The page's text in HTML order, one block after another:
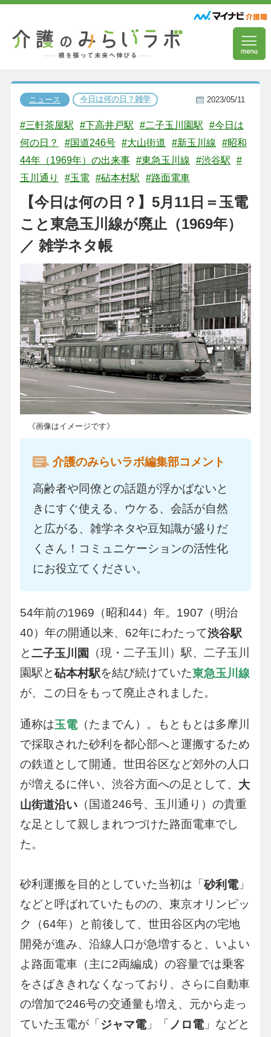
ニュース 今日は何の日？雑学 2023/05/11
#三軒茶屋駅 #下高井戸駅 #二子玉川園駅
#今日は
何の日？
#国道246号 #大山街道 #新玉川線
#昭和
44年（1969年）の出来事 #東急玉川線 #渋谷駅
#
玉川通り
#玉電 #砧本村駅 #路面電車
【今日は何の日？】5月11日＝玉電
こと東急玉川線が廃止（1969年）
／ 雑学ネタ帳
《画像はイメージです》
介護のみらいラボ編集部コメント
高齢者や同僚との話題が浮かばないと
きにすぐ使える、ウケる、会話が自然
と広がる、雑学ネタや豆知識が盛りだ
くさん！コミュニケーションの活性化
にお役立てください。
54年前の1969（昭和44）年。1907（明治
40）年の開通以来、62年にわたって渋谷駅
と二子玉川園
（現・二子玉川）駅、二子玉川
園駅と砧本村駅を結び続けていた東急玉川線
が、この日をもって廃止されました。
通称は玉電（たまでん）。もともとは多摩川
で採取された砂利を都心部へと運搬するため
の鉄道として開通。世田谷区など郊外の人口
が増えるに伴い、渋谷方面への足として、 大
山街道沿い（国道246号、玉川通り）の貴重
な足として親しまれつづけた路面電車でし
た。
砂利運搬を目的としていた当初は「砂利電」
などと呼ばれていたものの、東京オリンピッ
ク（64年）と前後して、世田谷区内の宅地
開発が進み、沿線人口が急増すると、いよい
よ路面電車（主に2両編成）の容量では乗客
をさばききれなくなっており、さらに自動車
の増加で246号の交通量も増え、元から走っ
ていた玉電が「 ジャマ電」「 ノロ電」などと